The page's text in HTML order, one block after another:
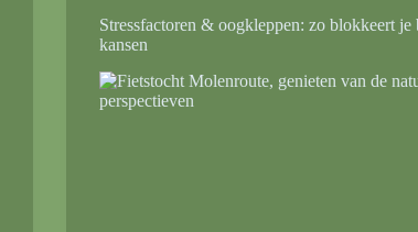
Stressfactoren & oogkleppen: zo blokkeert je
kansen